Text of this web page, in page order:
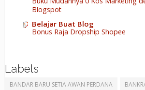
Blogspot
Belajar Buat Blog
Bonus Raja Dropship Shopee
Labels
BANDAR BARU SETIA AWAN PERDANA